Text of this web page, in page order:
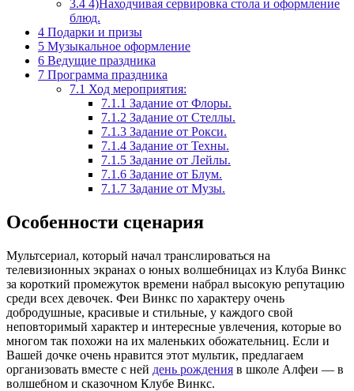
3.4 4)Находчивая сервировка стола и оформление
блюд.
4 Подарки и призы
5 Музыкальное оформление
6 Ведущие праздника
7 Программа праздника
7.1 Ход мероприятия:
7.1.1 Задание от Флоры.
7.1.2 Задание от Стеллы.
7.1.3 Задание от Рокси.
7.1.4 Задание от Техны.
7.1.5 Задание от Лейлы.
7.1.6 Задание от Блум.
7.1.7 Задание от Музы.
Особенности сценария
Мультсериал, который начал транслироваться на
телевизионных экранах о юных волшебницах из Клуба Винкс
за короткий промежуток времени набрал высокую репутацию
среди всех девочек. Феи Винкс по характеру очень
добродушные, красивые и стильные, у каждого свой
неповторимый характер и интересные увлечения, которые во
многом так похожи на их маленьких обожательниц. Если и
Вашей дочке очень нравится этот мультик, предлагаем
организовать вместе с ней день рождения в школе Алфеи — в
волшебном и сказочном Клубе Винкс.